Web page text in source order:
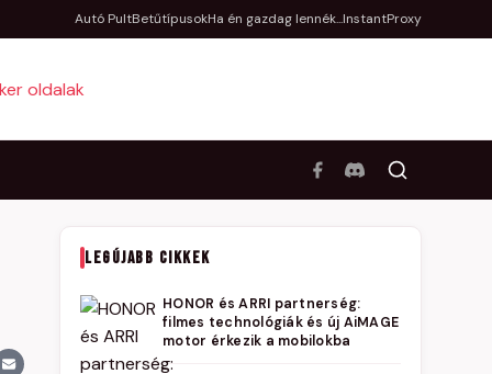
Autó PultBetűtípusokHa én gazdag lennék...InstantProxy
LEGÚJABB CIKKEK
HONOR és ARRI partnerség:
filmes technológiák és új AiMAGE
motor érkezik a mobilokba